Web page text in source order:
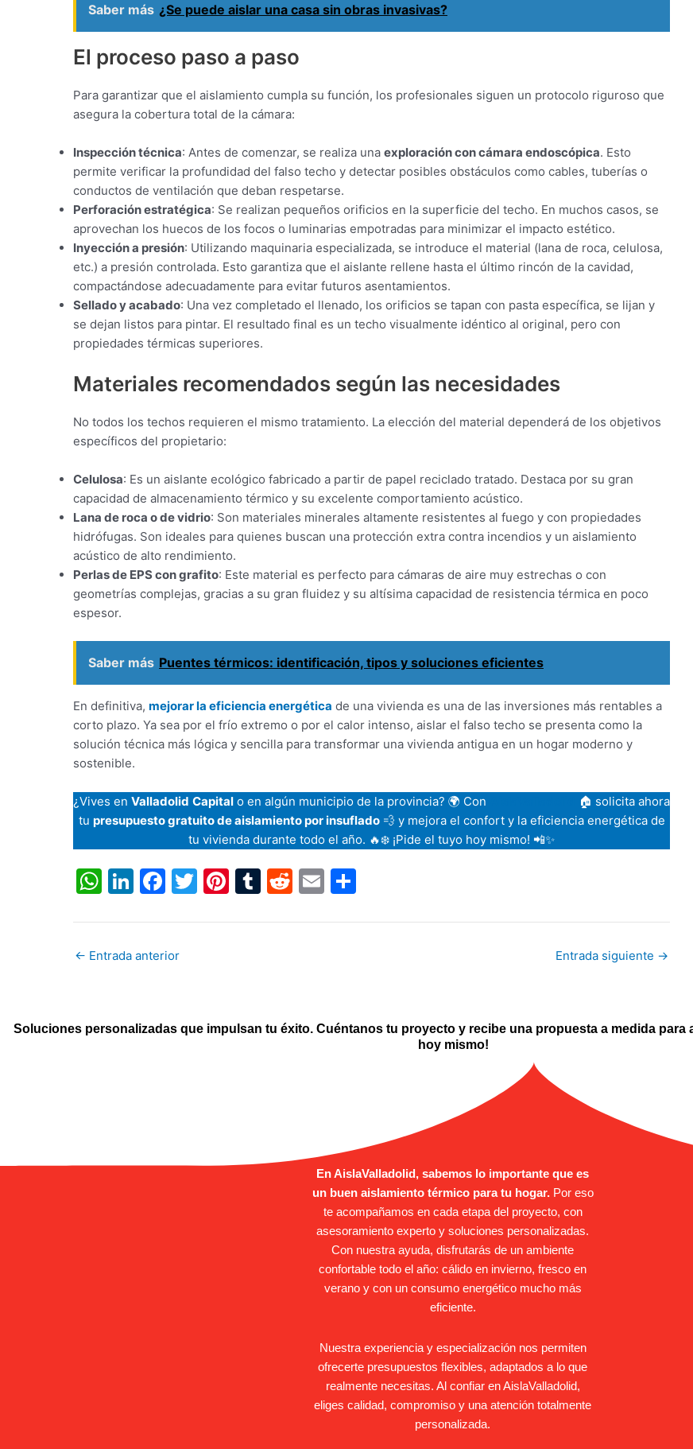
Saber más ¿Se puede aislar una casa sin obras invasivas?
El proceso paso a paso
Para garantizar que el aislamiento cumpla su función, los profesionales siguen un protocolo riguroso que
asegura la cobertura total de la cámara:
Inspección técnica: Antes de comenzar, se realiza una exploración con cámara endoscópica. Esto
permite verificar la profundidad del falso techo y detectar posibles obstáculos como cables, tuberías o
conductos de ventilación que deban respetarse.
Perforación estratégica: Se realizan pequeños orificios en la superficie del techo. En muchos casos, se
aprovechan los huecos de los focos o luminarias empotradas para minimizar el impacto estético.
Inyección a presión: Utilizando maquinaria especializada, se introduce el material (lana de roca, celulosa,
etc.) a presión controlada. Esto garantiza que el aislante rellene hasta el último rincón de la cavidad,
compactándose adecuadamente para evitar futuros asentamientos.
Sellado y acabado: Una vez completado el llenado, los orificios se tapan con pasta específica, se lijan y
se dejan listos para pintar. El resultado final es un techo visualmente idéntico al original, pero con
propiedades térmicas superiores.
Materiales recomendados según las necesidades
No todos los techos requieren el mismo tratamiento. La elección del material dependerá de los objetivos
específicos del propietario:
Celulosa: Es un aislante ecológico fabricado a partir de papel reciclado tratado. Destaca por su gran
capacidad de almacenamiento térmico y su excelente comportamiento acústico.
Lana de roca o de vidrio: Son materiales minerales altamente resistentes al fuego y con propiedades
hidrófugas. Son ideales para quienes buscan una protección extra contra incendios y un aislamiento
acústico de alto rendimiento.
Perlas de EPS con grafito: Este material es perfecto para cámaras de aire muy estrechas o con
geometrías complejas, gracias a su gran fluidez y su altísima capacidad de resistencia térmica en poco
espesor.
Saber más Puentes térmicos: identificación, tipos y soluciones eficientes
En definitiva, mejorar la eficiencia energética de una vivienda es una de las inversiones más rentables a
corto plazo. Ya sea por el frío extremo o por el calor intenso, aislar el falso techo se presenta como la
solución técnica más lógica y sencilla para transformar una vivienda antigua en un hogar moderno y
sostenible.
¿Vives en Valladolid Capital o en algún municipio de la provincia? 🌍 Con
🏠 solicita ahora
tu presupuesto gratuito de aislamiento por insuflado💨 y mejora el confort y la eficiencia energética de
tu vivienda durante todo el año. 🔥❄️ ¡Pide el tuyo hoy mismo! 📲✨
W
at
s
p
Li
k
e
F
c
e
o
T
itt
Pi
er
T
m
R
d
E
ai m
← Entrada anterior Entrada siguiente →
Soluciones personalizadas que impulsan tu éxito. Cuéntanos tu proyecto y recibe una propuesta a medida para
hoy mismo!
En AislaValladolid, sabemos lo importante que es
un buen aislamiento térmico para tu hogar.Por eso
te acompañamos en cada etapa del proyecto, con
asesoramiento experto y soluciones personalizadas.
Con nuestra ayuda, disfrutarás de un ambiente
confortable todo el año: cálido en invierno, fresco en
verano y con un consumo energético mucho más
eficiente.
Nuestra experiencia y especialización nos permiten
ofrecerte presupuestos flexibles, adaptados a lo que
realmente necesitas. Al confiar en AislaValladolid,
eliges calidad, compromiso y una atención totalmente
personalizada.